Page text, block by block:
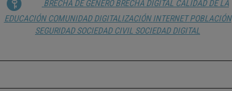
BRECHA DE GÉNERO BRECHA DIGITAL CALIDAD DE LA
EDUCACIÓN COMUNIDAD DIGITALIZACIÓN INTERNET POBLACIÓN
SEGURIDAD SOCIEDAD CIVIL SOCIEDAD DIGITAL